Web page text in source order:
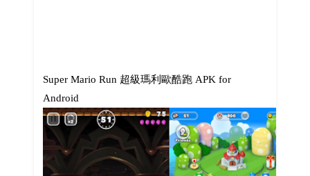
Super Mario Run 超級瑪利歐酷跑 APK for
Android